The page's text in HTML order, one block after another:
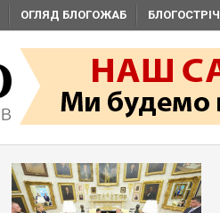
ОГЛЯД БЛОГОЖАБ